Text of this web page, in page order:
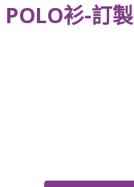
POLO衫-訂製